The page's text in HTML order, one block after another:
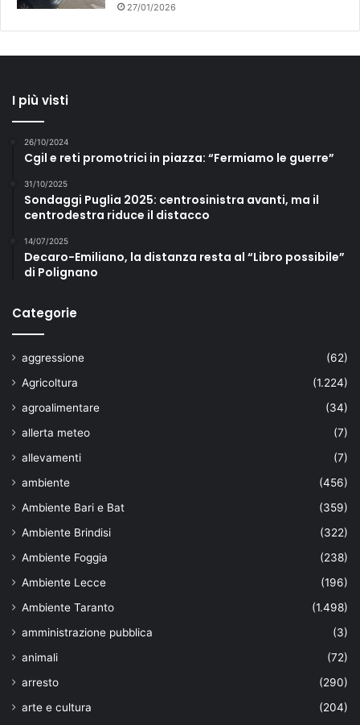
27/01/2026
I più visti
26/10/2024
Cgil e reti promotrici in piazza: “Fermiamo le guerre”
31/10/2025
Sondaggi Puglia 2025: centrosinistra avanti, ma il
centrodestra riduce il distacco
14/07/2025
Decaro-Emiliano, la distanza resta al “Libro possibile”
di Polignano
Categorie
aggressione
(62)
Agricoltura
(1.224)
agroalimentare
(34)
allerta meteo
(7)
allevamenti
(7)
ambiente
(456)
Ambiente Bari e Bat
(359)
Ambiente Brindisi
(322)
Ambiente Foggia
(238)
Ambiente Lecce
(196)
Ambiente Taranto
(1.498)
amministrazione pubblica
(3)
animali
(72)
arresto
(290)
arte e cultura
(204)